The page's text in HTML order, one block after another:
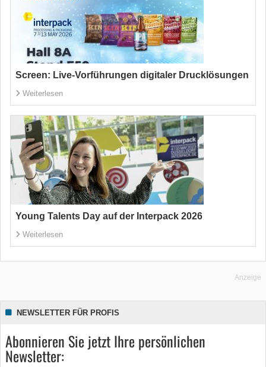
Screen: Live-Vorführungen digitaler Drucklösungen
Weiterlesen
Young Talents Day auf der Interpack 2026
Weiterlesen
Anzeige
NEWSLETTER FÜR PROFIS
Abonnieren Sie jetzt Ihre persönlichen
Newsletter: